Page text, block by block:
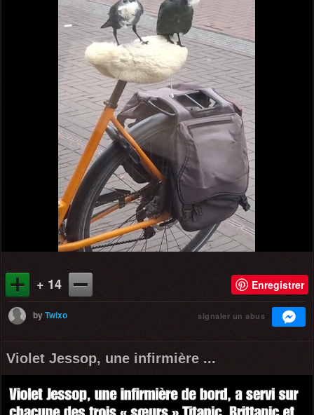
+ 14 Enregistrer
byTwixo signaler un abus
Violet Jessop, une infirmière ...